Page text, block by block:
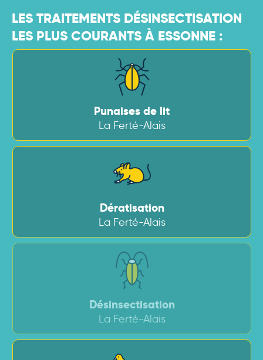
LES TRAITEMENTS DÉSINSECTISATION
LES PLUS COURANTS À ESSONNE :
Punaises de lit
La Ferté-Alais
Dératisation
La Ferté-Alais
Désinsectisation
La Ferté-Alais